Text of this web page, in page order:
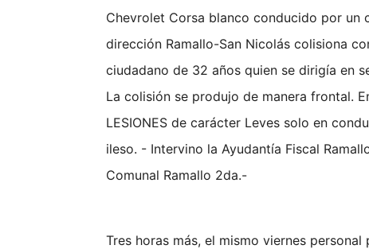
Chevrolet Corsa blanco conducido por un
dirección Ramallo-San Nicolás colisiona
ciudadano de 32 años quien se dirigía en
La colisión se produjo de manera frontal.
LESIONES de carácter Leves solo en
ileso. - Intervino la Ayudantía Fiscal
Comunal Ramallo 2da.-
Tres horas más, el mismo viernes